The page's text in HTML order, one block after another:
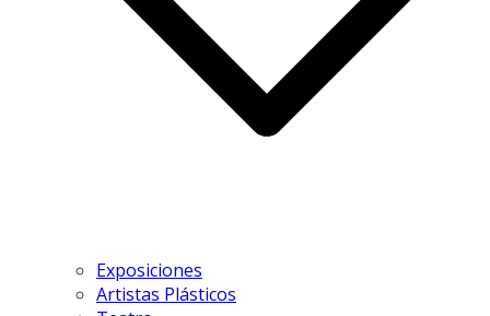
Exposiciones
Artistas Plásticos